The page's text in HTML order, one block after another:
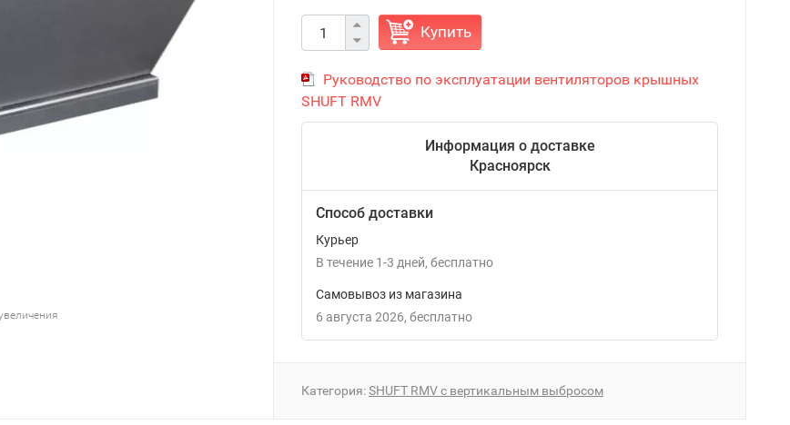
Купить
Руководство по эксплуатации вентиляторов крышных
SHUFT RMV
Информация о доставке
Красноярск
Способ доставки
Курьер
В течение 1-3 дней Бесплатно
Самовывоз из магазина
6 августа 2026
Бесплатно
Категория:SHUFT RMV с вертикальным выбросом